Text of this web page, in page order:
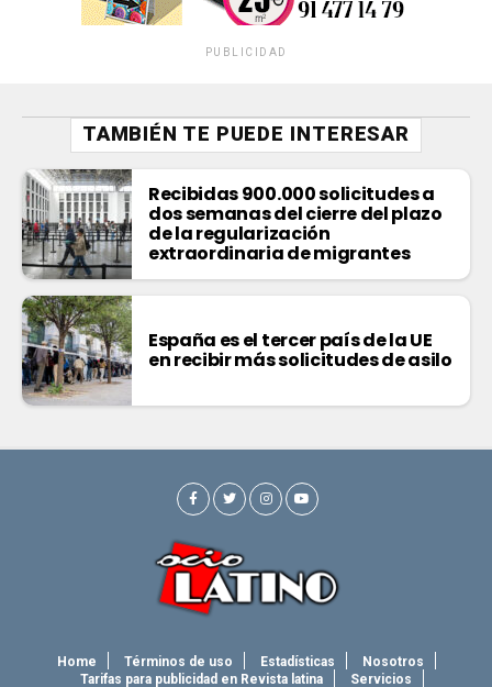
PUBLICIDAD
TAMBIÉN TE PUEDE INTERESAR
Recibidas 900.000 solicitudes a
dos semanas del cierre del plazo
de la regularización
extraordinaria de migrantes
España es el tercer país de la UE
en recibir más solicitudes de asilo
Home Términos de uso Estadísticas
Nosotros
Tarifas para publicidad en Revista latina
Servicios